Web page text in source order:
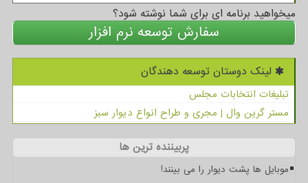
میخواهید برنامه ای برای شما نوشته شود؟
سفارش توسعه نرم افزار
لینک دوستان توسعه دهندگان
تبلیغات انتخابات مجلس
مستر گرین وال | مجری و طراح انواع دیوار سبز
پربیننده ترین ها
موبایل ها پشت دیوار را می بینند!